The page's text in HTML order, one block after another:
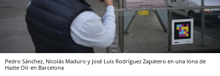
Pedro Sánchez, Nicolás Maduro y José Luis Rodríguez Zapatero en una lona de
Hazte Oír en Barcelona